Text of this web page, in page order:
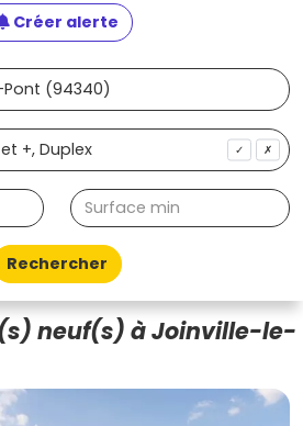
Créer alerte
✓ ✗
Rechercher
neuf(s) à Joinville-le-